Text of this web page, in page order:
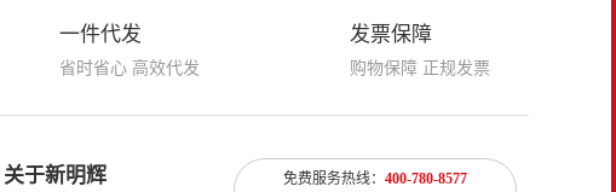
一件代发
省时省心 高效代发
发票保障
购物保障 正规发票
关于新明辉 免费服务热线： 400-780-8577